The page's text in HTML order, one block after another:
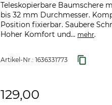
Teleskopierbare Baumschere
bis 32 mm Durchmesser.
Position fixierbar. Saubere
Hoher Komfort und... mehr.
Artikel-Nr.: 1636331773
129,00